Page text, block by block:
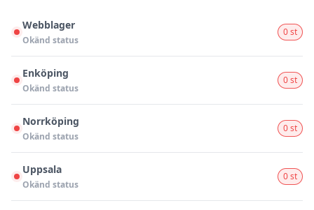
Webblager
Okänd status
0 st
Enköping
Okänd status
0 st
Norrköping
Okänd status
0 st
Uppsala
Okänd status
0 st